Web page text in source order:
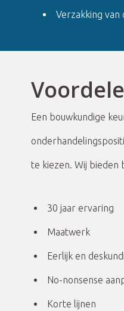
Verzakking van
Een bouwkundige
te kiezen. Wij bieden
30 jaar ervaring
Maatwerk
Eerlijk en
No-nonsense
Korte lijnen